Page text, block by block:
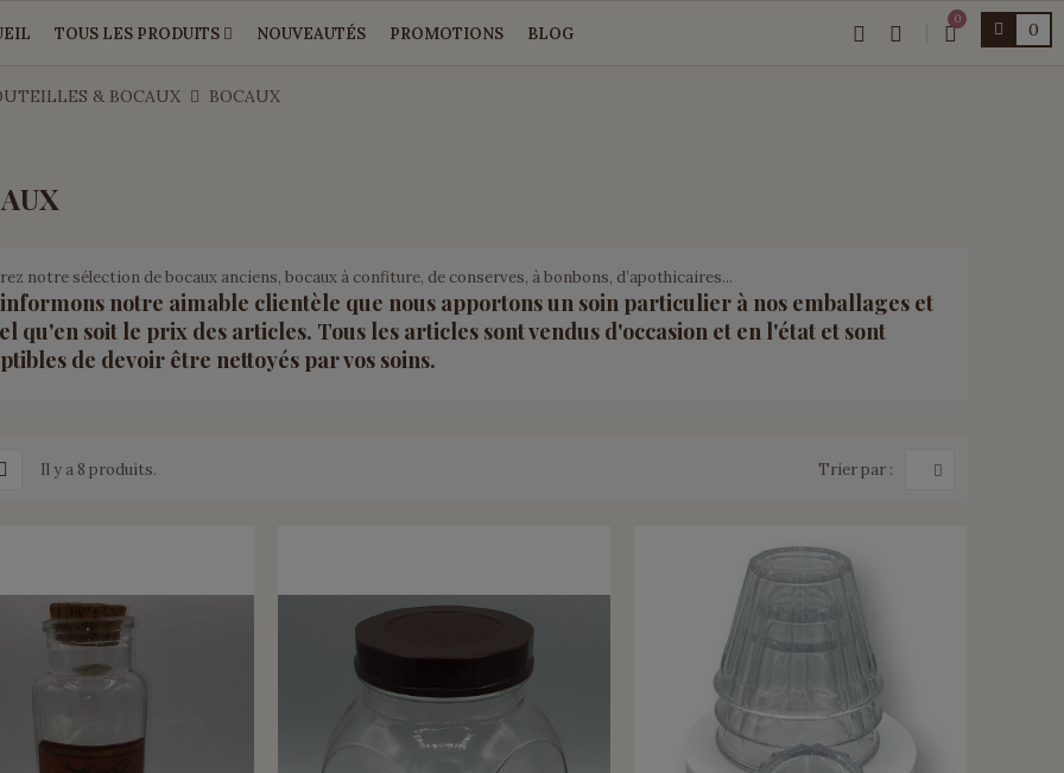
TOUS LES PRODUITS NOUVEAUTÉS PROMOTIONS BLOG
0
& BOCAUX BOCAUX
notre sélection de bocaux anciens, bocaux à confiture, de conserves, à bonbons, d’apothicaires...
notre aimable clientèle que nous apportons un soin particulier à nos emballages et
qu'en soit le prix des articles. Tous les articles sont vendus d'occasion et en l'état et sont
de devoir être nettoyés par vos soins.
Il y a 8 produits. Trier par :
0